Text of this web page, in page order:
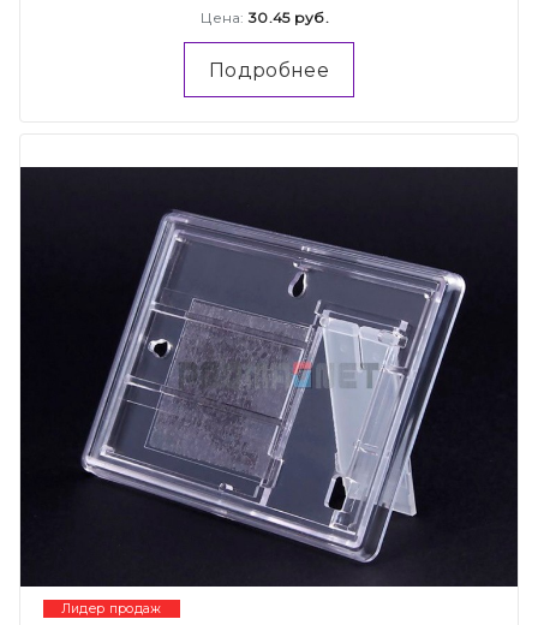
Цена: 30.45 руб.
Подробнее
Лидер продаж